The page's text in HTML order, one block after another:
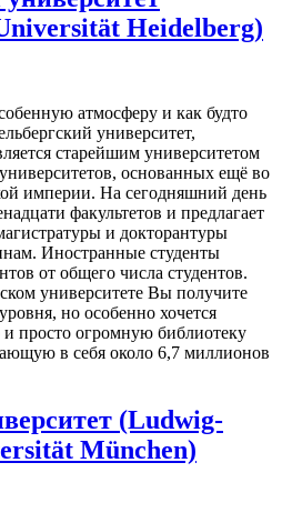
Heidelberg)
атмосферу и как будто
университет,
старейшим университетом
основанных ещё во
империи. На сегодняшний день
факультетов и предлагает
и докторантуры
Иностранные студенты
от общего числа студентов.
университете Вы получите
но особенно хочется
просто огромную библиотеку
в себя около 6,7 миллионов
(Ludwig-
München)